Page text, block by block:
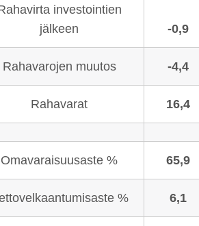
investointien
jälkeen
-0,9
Rahavarojen muutos -4,4
Rahavarat 16,4
Omavaraisuusaste % 65,9
% 6,1